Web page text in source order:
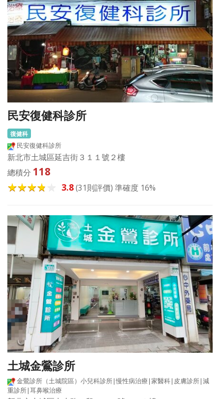
民安復健科診所
復健科
民安復健科診所
新北市土城區延吉街３１１號２樓
總積分 118
3.8(31則評價) 準確度 16%
土城金鶯診所
金鶯診所（土城院區）小兒科診所|慢性病治療|家醫科|皮膚診所|減
重診所|耳鼻喉治療